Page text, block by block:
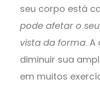
seu corpo está
pode afetar o
vista da forma.
diminuir sua
em muitos